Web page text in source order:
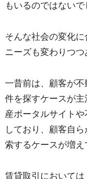
もいるのではないで
そんな社会の変化
ニーズも変わりつつ
一昔前は、顧客が
件を探すケースが
産ポータルサイト
しており、顧客自
索するケースが増え
賃貸取引において